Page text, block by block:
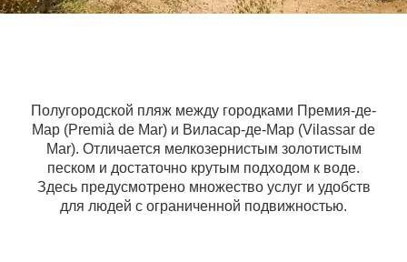
Полугородской пляж между городками Премия-де-
Мар (Premià de Mar) и Виласар-де-Мар (Vilassar de
Mar). Отличается мелкозернистым золотистым
песком и достаточно крутым подходом к воде.
Здесь предусмотрено множество услуг и удобств
для людей с ограниченной подвижностью.